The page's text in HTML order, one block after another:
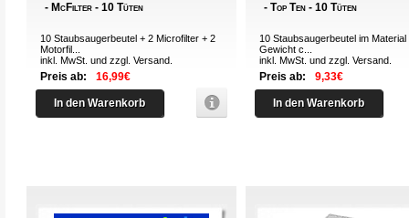
- McFilter - 10 Tüten
10 Staubsaugerbeutel + 2 Microfilter + 2
Motorfil...
inkl. MwSt. und zzgl.Versand
Preis ab: 16,99€
In den Warenkorb
- Top Ten - 10 Tüten
10 Staubsaugerbeutel im Material
Gewicht c...
inkl. MwSt. und zzgl.Versand
Preis ab: 9,33€
In den Warenkorb